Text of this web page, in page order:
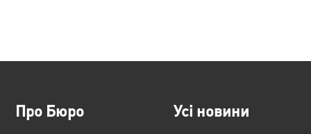
Про Бюро Усі новини